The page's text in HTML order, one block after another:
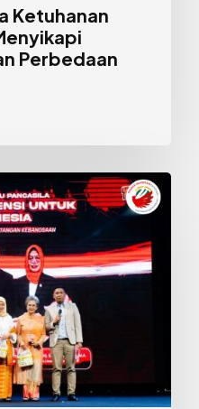
Ketuhanan
Perbedaan